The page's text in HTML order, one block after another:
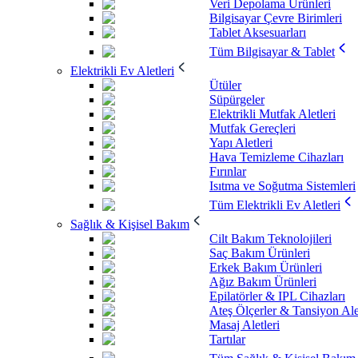
Veri Depolama Ürünleri
Bilgisayar Çevre Birimleri
Tablet Aksesuarları
Tüm Bilgisayar & Tablet
Elektrikli Ev Aletleri
Ütüler
Süpürgeler
Elektrikli Mutfak Aletleri
Mutfak Gereçleri
Yapı Aletleri
Hava Temizleme Cihazları
Fırınlar
Isıtma ve Soğutma Sistemleri
Tüm Elektrikli Ev Aletleri
Sağlık & Kişisel Bakım
Cilt Bakım Teknolojileri
Saç Bakım Ürünleri
Erkek Bakım Ürünleri
Ağız Bakım Ürünleri
Epilatörler & IPL Cihazları
Ateş Ölçerler & Tansiyon
Masaj Aletleri
Tartılar